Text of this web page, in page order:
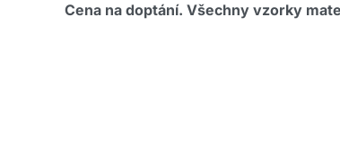
Cena na doptání. Všechny vzorky